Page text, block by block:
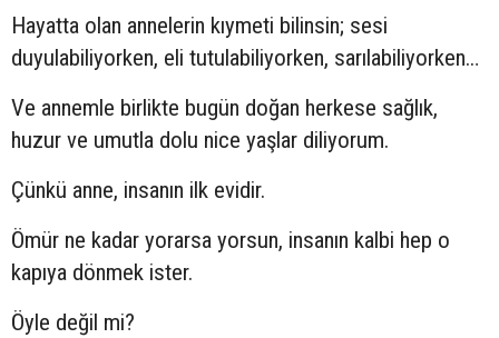
Hayatta olan annelerin kıymeti bilinsin; sesi
duyulabiliyorken, eli tutulabiliyorken, sarılabiliyorken…
Ve annemle birlikte bugün doğan herkese sağlık,
huzur ve umutla dolu nice yaşlar diliyorum.
Çünkü anne, insanın ilk evidir.
Ömür ne kadar yorarsa yorsun, insanın kalbi hep o
kapıya dönmek ister.
Öyle değil mi?